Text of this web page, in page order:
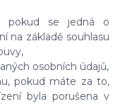
pokud se jedná o
na základě souhlasu
osobních údajů,
pokud máte za to,
byla porušena v